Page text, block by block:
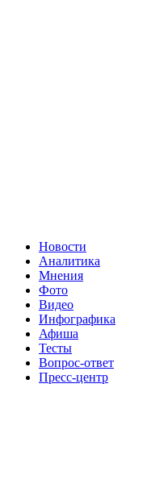
Новости
Аналитика
Мнения
Фото
Видео
Инфографика
Афиша
Тесты
Вопрос-ответ
Пресс-центр